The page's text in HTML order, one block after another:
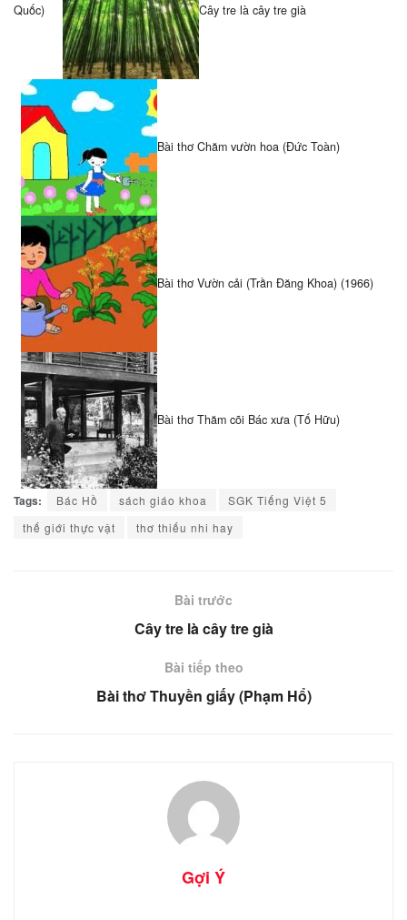
Quốc) Cây tre là cây tre già
Bài thơ Chăm vườn hoa (Đức Toàn)
Bài thơ Vườn cải (Trần Đăng Khoa) (1966)
Bài thơ Thăm cõi Bác xưa (Tố Hữu)
Tags: Bác Hồ sách giáo khoa
SGK Tiếng Việt 5
thế giới thực vật
thơ thiếu nhi hay
Bài trước
Cây tre là cây tre già
Bài tiếp theo
Bài thơ Thuyền giấy (Phạm Hổ)
Gợi Ý